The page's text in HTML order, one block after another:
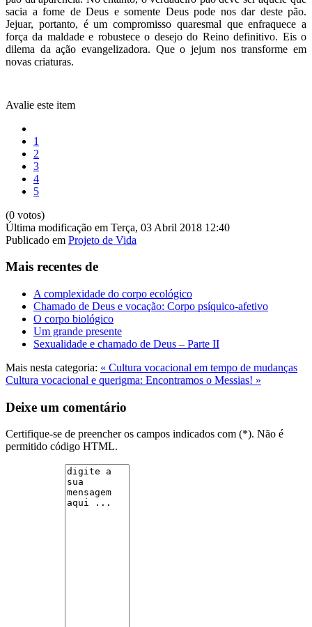
sacia a fome de Deus e somente Deus pode nos dar deste pão.
Jejuar, portanto, é um compromisso quaresmal que enfraquece a
força da maldade e robustece o desejo do Reino definitivo. Eis o
dilema da ação evangelizadora. Que o jejum nos transforme em
novas criaturas.
Avalie este item
1
2
3
4
5
(0 votos)
Última modificação em Terça, 03 Abril 2018 12:40
Publicado em Projeto de Vida
Mais recentes de
A complexidade do corpo ecológico
Chamado de Deus e vocação: Corpo psíquico-afetivo
O corpo biológico
Um grande presente
Sexualidade e chamado de Deus – Parte II
Mais nesta categoria: « Cultura vocacional em tempo de mudanças
Cultura vocacional e querigma: Encontramos o Messias! »
Deixe um comentário
Certifique-se de preencher os campos indicados com (*). Não é
permitido código HTML.